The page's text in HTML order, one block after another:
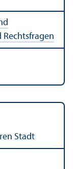
Rechtsfragen
Stadt